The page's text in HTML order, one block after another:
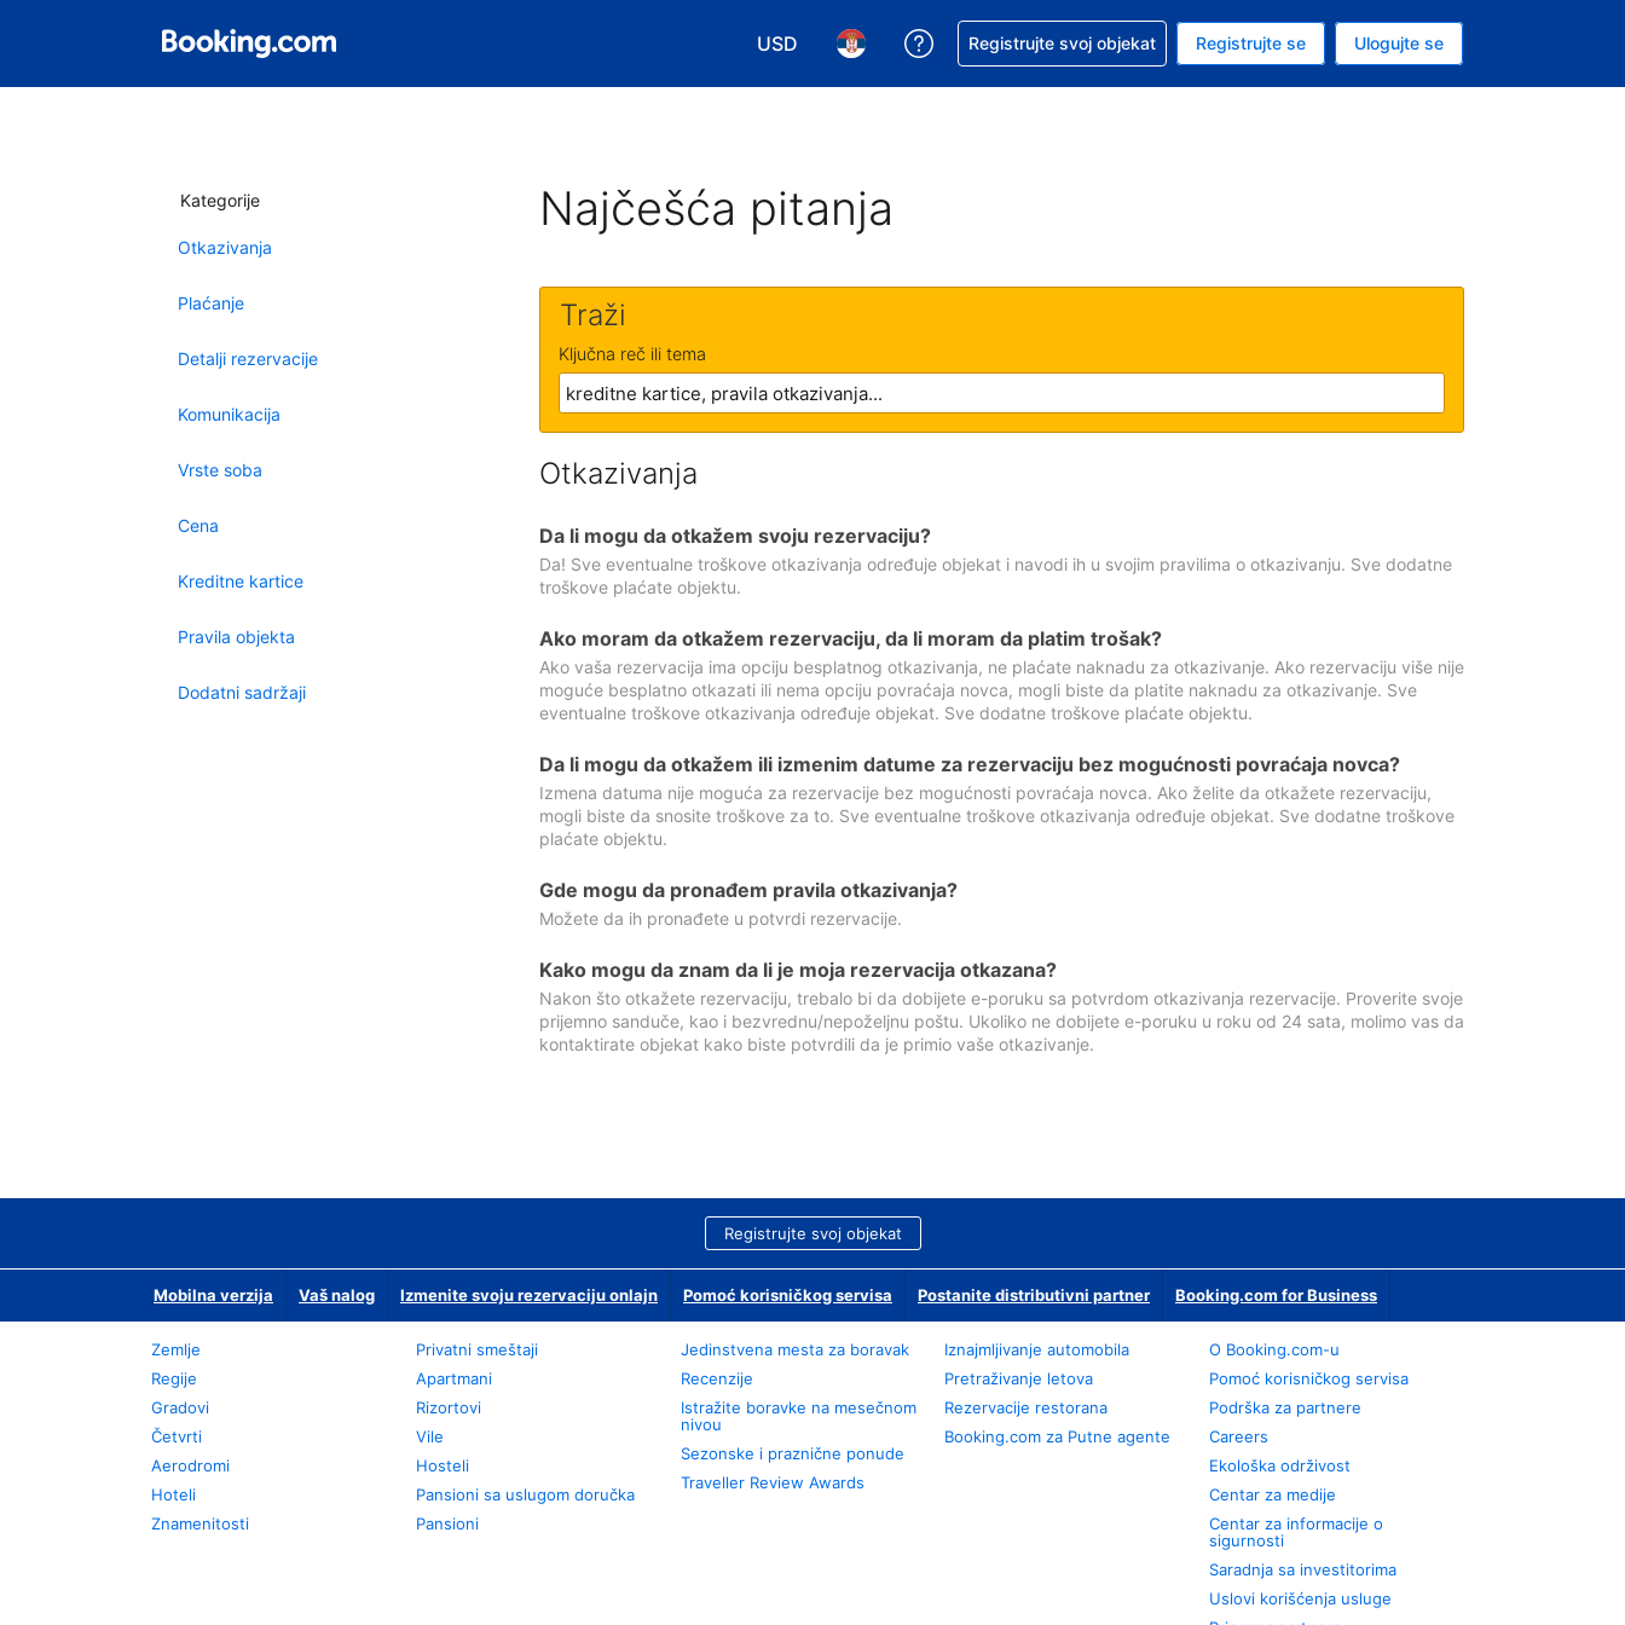
USD
Izaberite valutu. Vaša trenutna valuta je američki dolar
Izaberite jezik. Vaš trenutni jezik je Srpskom
Zatražite pomoć u vezi sa rezervacijom
Registrujte svoj objekat Registrujte se Ulogujte se
Kategorije
Otkazivanja
Plaćanje
Detalji rezervacije
Komunikacija
Vrste soba
Cena
Kreditne kartice
Pravila objekta
Dodatni sadržaji
Najčešća pitanja
Traži
Ključna reč ili tema
Otkazivanja
Da li mogu da otkažem svoju rezervaciju?
Da! Sve eventualne troškove otkazivanja određuje objekat i navodi ih u svojim pravilima o otkazivanju. Sve dodatne
troškove plaćate objektu.
Ako moram da otkažem rezervaciju, da li moram da platim trošak?
Ako vaša rezervacija ima opciju besplatnog otkazivanja, ne plaćate naknadu za otkazivanje. Ako rezervaciju više nije
moguće besplatno otkazati ili nema opciju povraćaja novca, mogli biste da platite naknadu za otkazivanje. Sve
eventualne troškove otkazivanja određuje objekat. Sve dodatne troškove plaćate objektu.
Da li mogu da otkažem ili izmenim datume za rezervaciju bez mogućnosti povraćaja novca?
Izmena datuma nije moguća za rezervacije bez mogućnosti povraćaja novca. Ako želite da otkažete rezervaciju,
mogli biste da snosite troškove za to. Sve eventualne troškove otkazivanja određuje objekat. Sve dodatne troškove
plaćate objektu.
Gde mogu da pronađem pravila otkazivanja?
Možete da ih pronađete u potvrdi rezervacije.
Kako mogu da znam da li je moja rezervacija otkazana?
Nakon što otkažete rezervaciju, trebalo bi da dobijete e-poruku sa potvrdom otkazivanja rezervacije. Proverite svoje
prijemno sanduče, kao i bezvrednu/nepoželjnu poštu. Ukoliko ne dobijete e-poruku u roku od 24 sata, molimo vas da
kontaktirate objekat kako biste potvrdili da je primio vaše otkazivanje.
Registrujte svoj objekat
Mobilna verzija Vaš nalog Izmenite svoju rezervaciju onlajn Pomoć korisničkog servisa Postanite distributivni partner Booking.com for Business
Zemlje
Regije
Gradovi
Četvrti
Aerodromi
Hoteli
Znamenitosti
Privatni smeštaji
Apartmani
Rizortovi
Vile
Hosteli
Pansioni sa uslugom doručka
Pansioni
Jedinstvena mesta za boravak
Recenzije
Istražite boravke na mesečnom
nivou
Sezonske i praznične ponude
Traveller Review Awards
Iznajmljivanje automobila
Pretraživanje letova
Rezervacije restorana
Booking.com za Putne agente
О Booking.com-u
Pomoć korisničkog servisa
Podrška za partnere
Careers
Ekološka održivost
Centar za medije
Centar za informacije o
sigurnosti
Saradnja sa investitorima
Uslovi korišćenja usluge